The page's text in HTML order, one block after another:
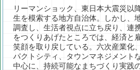
リーマンショック、東日本大震災以
生を模索する地方自治体。しかし、
調査し、生活者視点に立ち戻り、連
をつくりあげたところでは、経済と
笑顔を取り戻している。六次産業化
パクトシティ、タウンマネジメント
中心に、持続可能なまちづくり実践